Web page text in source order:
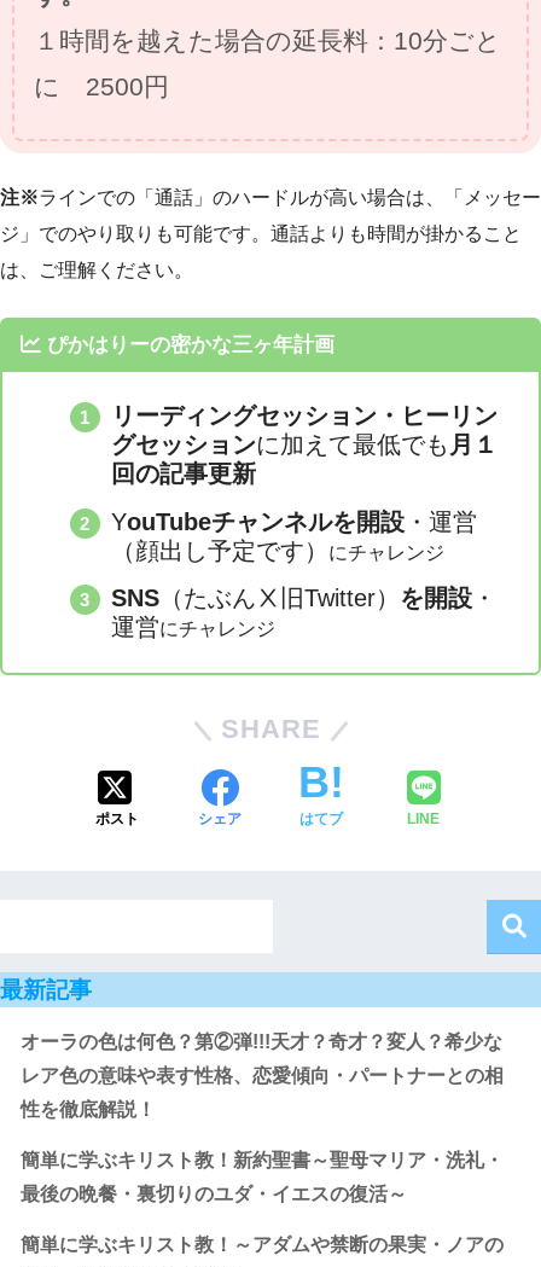
１時間を越えた場合の延長料：10分ごと
に 2500円
注※ラインでの「通話」のハードルが高い場合は、「メッセー
ジ」でのやり取りも可能です。通話よりも時間が掛かること
は、ご理解ください。
ぴかはりーの密かな三ヶ年計画
リーディングセッション・ヒーリン
グセッションに加えて最低でも 月１
回の記事更新
YouTubeチャンネルを開設・運営
（顔出し予定です）
にチャレンジ
SNS（たぶんⅩ旧Twitter） を開設・
運営にチャレンジ
SHARE
ポスト シェア はてブ LINE
最新記事
オーラの色は何色？第②弾!!!天才？奇才？変人？希少な
レア色の意味や表す性格、恋愛傾向・パートナーとの相
性を徹底解説！
簡単に学ぶキリスト教！新約聖書～聖母マリア・洗礼・
最後の晩餐・裏切りのユダ・イエスの復活～
簡単に学ぶキリスト教！～アダムや禁断の果実・ノアの